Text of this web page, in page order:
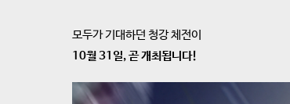
모두가 기대하던 청강 체전이
10월 31일, 곧 개최됩니다!